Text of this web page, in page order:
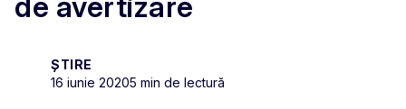
de avertizare
ȘTIRE
16 iunie 20205 min de lectură